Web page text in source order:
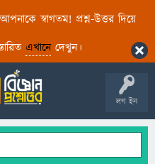
আপনাকে স্বাগতম! প্রশ্ন-উত্তর দিয়ে
এখানেদেখুন।
লগ ইন